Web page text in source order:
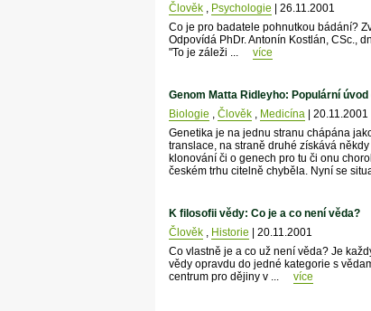
Člověk, Psychologie | 26.11.2001
Co je pro badatele pohnutkou bádání?
Odpovídá PhDr. Antonín Kostlán, CSc.,
"To je záleži ...
více
Genom Matta Ridleyho: Populární
Biologie , Člověk, Medicína| 20.11.2001
Genetika je na jednu stranu chápána
translace, na straně druhé získává
klonování či o genech pro tu či onu
českém trhu citelně chyběla. Nyní se
K filosofii vědy: Co je a co není věda?
Člověk, Historie | 20.11.2001
Co vlastně je a co už není věda? Je
vědy opravdu do jedné kategorie s
centrum pro dějiny v ...
více